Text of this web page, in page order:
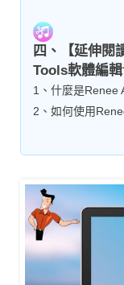
四、【延伸閱
Tools軟體編輯
1、什麼是Renee
2、如何使用